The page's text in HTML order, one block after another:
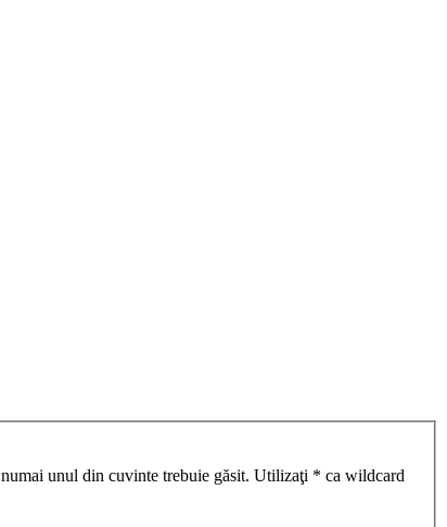
numai unul din cuvinte trebuie găsit. Utilizaţi * ca wildcard